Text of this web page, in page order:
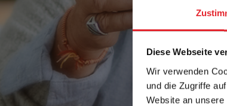
Diese Webseite
Wir verwenden
und die Zugriffe
Website an